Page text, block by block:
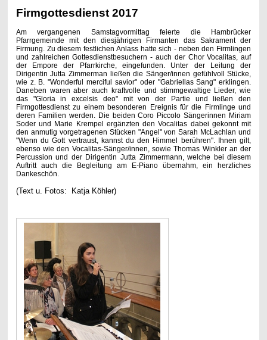
Firmgottesdienst 2017
Am vergangenen Samstagvormittag feierte die Hambrücker
Pfarrgemeinde mit den diesjährigen Firmanten das Sakrament der
Firmung. Zu diesem festlichen Anlass hatte sich - neben den Firmlingen
und zahlreichen Gottesdienstbesuchern - auch der Chor Vocalitas, auf
der Empore der Pfarrkirche, eingefunden. Unter der Leitung der
Dirigentin Jutta Zimmerman ließen die Sänger/innen gefühlvoll Stücke,
wie z. B. "Wonderful merciful savior" oder "Gabriellas Sang" erklingen.
Daneben waren aber auch kraftvolle und stimmgewaltige Lieder, wie
das "Gloria in excelsis deo" mit von der Partie und ließen den
Firmgottesdienst zu einem besonderen Ereignis für die Firmlinge und
deren Familien werden. Die beiden Coro Piccolo Sängerinnen Miriam
Soder und Marie Krempel ergänzten den Vocalitas dabei gekonnt mit
den anmutig vorgetragenen Stücken "Angel" von Sarah McLachlan und
"Wenn du Gott vertraust, kannst du den Himmel berühren". Ihnen gilt,
ebenso wie den Vocalitas-Sänger/innen, sowie Thomas Winkler an der
Percussion und der Dirigentin Jutta Zimmermann, welche bei diesem
Auftritt auch die Begleitung am E-Piano übernahm, ein herzliches
Dankeschön.
(Text u. Fotos: Katja Köhler)